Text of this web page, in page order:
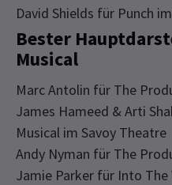
David Shields für Punch
Bester
Musical
Marc Antolin für The
James Hameed & Arti
Musical im Savoy Theatre
Andy Nyman für The
Jamie Parker für Into